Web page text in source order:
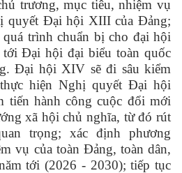
trương, mục tiêu, nhiệm vụ
quyết Đại hội XIII của Đảng;
trình chuẩn bị cho đại hội
tới Đại hội đại biểu toàn quốc
Đại hội XIV sẽ đi sâu kiểm
hiện Nghị quyết Đại hội
tiến hành công cuộc đổi mới
xã hội chủ nghĩa, từ đó rút
trọng; xác định phương
vụ của toàn Đảng, toàn dân,
tới (2026 - 2030); tiếp tục